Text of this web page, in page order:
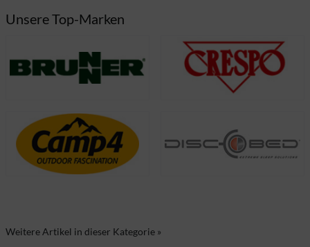
Unsere Top-Marken
Weitere Artikel in dieser Kategorie »